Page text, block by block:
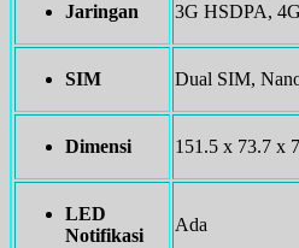
Jaringan 3G HSDPA,
SIM Dual SIM,
Dimensi 151.5 x 73.7 x
LED
Notifikasi
Ada